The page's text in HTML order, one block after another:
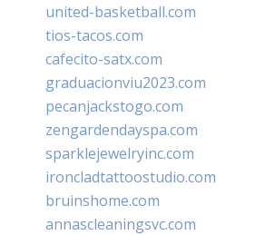
united-basketball.com
tios-tacos.com
cafecito-satx.com
graduacionviu2023.com
pecanjackstogo.com
zengardendayspa.com
sparklejewelryinc.com
ironcladtattoostudio.com
bruinshome.com
annascleaningsvc.com